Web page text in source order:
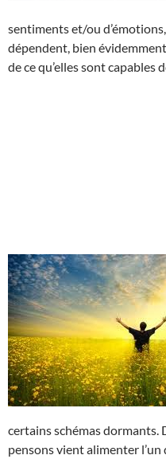
sentiments et/ou
dépendent, bien
de ce qu’elles sont capables
certains schémas dormants.
pensons vient alimenter l’un